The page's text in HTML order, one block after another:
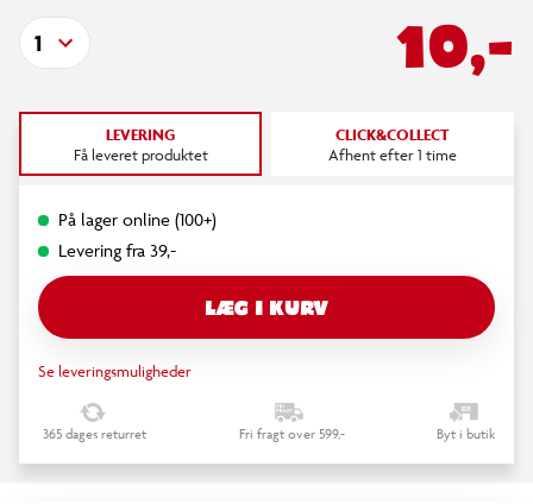
10,-
1
LEVERING
Få leveret produktet
CLICK&COLLECT
Afhent efter 1 time
På lager online (100+)
Levering fra 39,-
LÆG I KURV
Se leveringsmuligheder
365 dages returret Fri fragt over 599,- Byt i butik